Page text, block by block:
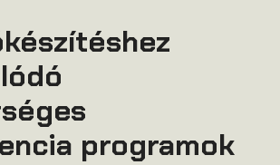
programok